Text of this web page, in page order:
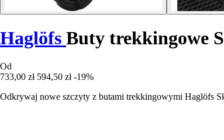
Haglöfs Buty trekkingowe
Od
733,00 zł 594,50 zł -19%
Odkrywaj nowe szczyty z butami trekkingowymi Haglöfs